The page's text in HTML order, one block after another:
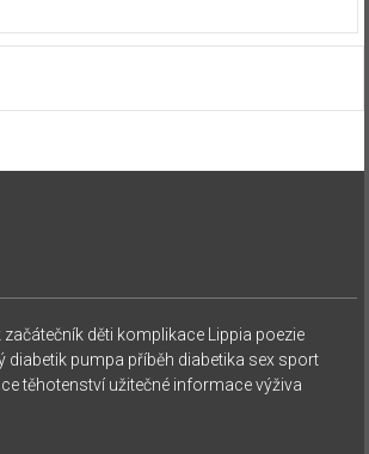
začátečník děti komplikace Lippia poezie
diabetik pumpa příběh diabetika sex sport
těhotenství užitečné informace výživa